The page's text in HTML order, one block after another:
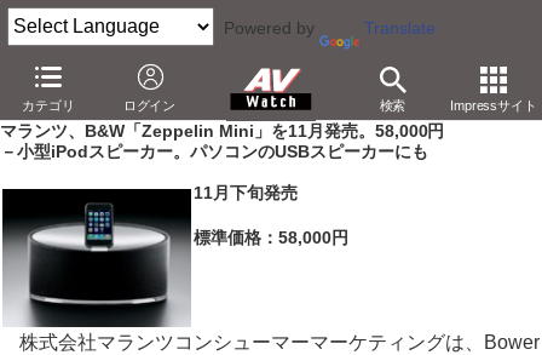
Powered by Translate
カテゴリ ログイン 検索 Impressサイト
AV Watch 製品
オーディオスピーカー
マランツ、B&W「Zeppelin Mini」を11月発売。58,000円
－小型iPodスピーカー。パソコンのUSBスピーカーにも
11月下旬発売
標準価格：58,000円
株式会社マランツコンシューマーマーケティングは、Bower